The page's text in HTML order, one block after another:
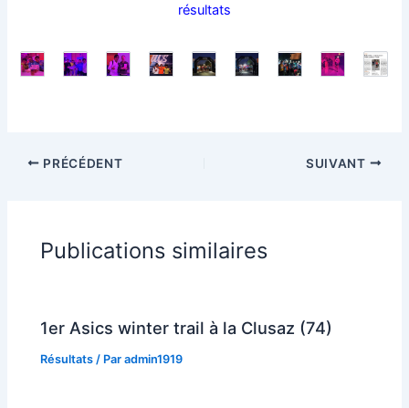
résultats
PRÉCÉDENT SUIVANT
Publications similaires
1er Asics winter trail à la Clusaz (74)
Résultats / Paradmin1919